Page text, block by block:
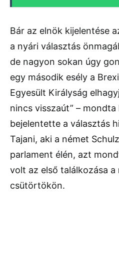
Bár az elnök kijelentése
a nyári választás
de nagyon sokan úgy
egy második esély a
Egyesült Királyság
nincs visszaút” –
bejelentette a választás
Tajani, aki a német
parlament élén, azt
volt az első találkozása
csütörtökön.